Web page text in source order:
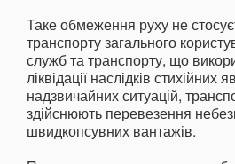
Таке обмеження руху не
транспорту загального
служб та транспорту, що
ліквідації наслідків стихійних
надзвичайних ситуацій,
здійснюють перевезення
швидкопсувних вантажів.